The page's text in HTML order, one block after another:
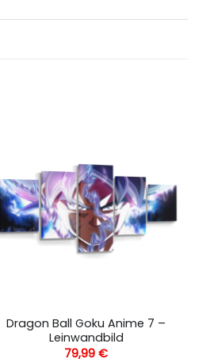
Dragon Ball Goku Anime 7 –
Leinwandbild
79,99€